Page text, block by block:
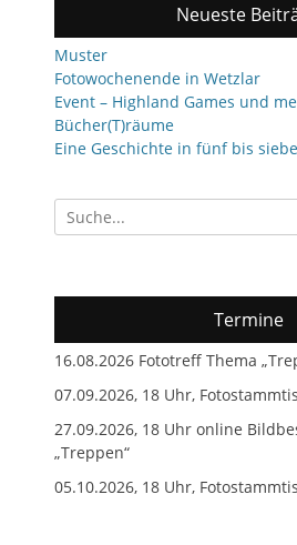
Neueste
Muster
Fotowochenende in Wetzlar
Event – Highland Games und
Bücher(T)räume
Eine Geschichte in fünf bis
Suchen
nach:
Termine
16.08.2026 Fototreff Thema
07.09.2026, 18 Uhr,
27.09.2026, 18 Uhr online
„Treppen“
05.10.2026, 18 Uhr,